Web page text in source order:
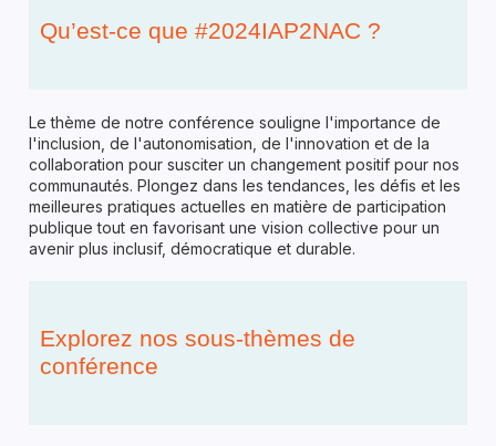
Qu’est-ce que #2024IAP2NAC ?
Le thème de notre conférence souligne l'importance de
l'inclusion, de l'autonomisation, de l'innovation et de la
collaboration pour susciter un changement positif pour nos
communautés. Plongez dans les tendances, les défis et les
meilleures pratiques actuelles en matière de participation
publique tout en favorisant une vision collective pour un
avenir plus inclusif, démocratique et durable.
Explorez nos sous-thèmes de
conférence